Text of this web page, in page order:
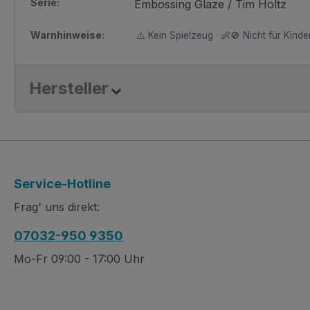
Embossing Glaze / Tim Holtz
Warnhinweise: ⚠️ Kein Spielzeug · 👶🚫 Nicht für
Hersteller
Service-Hotline
Frag' uns direkt:
07032-950 9350
Mo-Fr 09:00 - 17:00 Uhr